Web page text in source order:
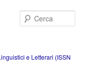
e Letterari (ISSN